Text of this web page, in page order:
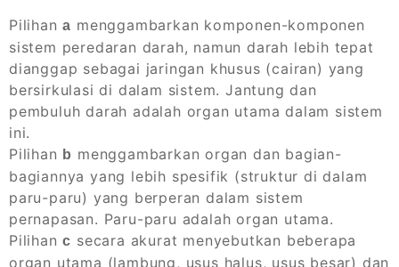
Pilihana menggambarkan komponen-komponen
sistem peredaran darah, namun darah lebih tepat
dianggap sebagai jaringan khusus (cairan) yang
bersirkulasi di dalam sistem. Jantung dan
pembuluh darah adalah organ utama dalam sistem
ini.
Pilihan b menggambarkan organ dan bagian-
bagiannya yang lebih spesifik (struktur di dalam
paru-paru) yang berperan dalam sistem
pernapasan. Paru-paru adalah organ utama.
Pilihanc secara akurat menyebutkan beberapa
organ utama (lambung, usus halus, usus besar) dan